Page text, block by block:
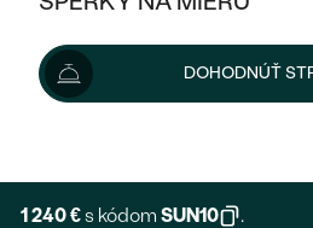
KOMBINOVANÉ ZLATO
PODĽA ŠTÝLU
BEZ KAMEŇA
POSTRANNÉ
HALO
VINTAGE
VÝPREDAJ
ŠPERKY ČO
PODĽA TYPU
PLATINOVÉ
NAPICHOVACIE
ZLATÉ
STRIEBORNÉ
VÝPREDAJ
ZLATÉ
DOHODNÚŤ
1 378 €1 448 € -5 %
Šperk vám doručíme do 3 - 4
1 240 €s kódom SUN10 .